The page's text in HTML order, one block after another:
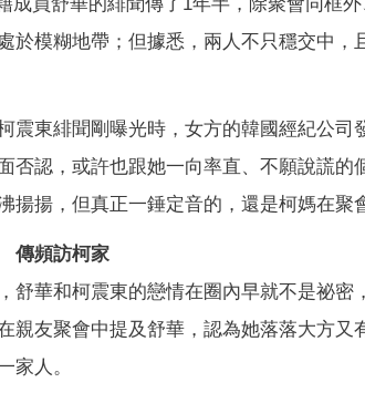
於模糊地帶；但據悉，兩人不只穩交中
震東緋聞剛曝光時，女方的韓國經紀公
否認，或許也跟她一向率直、不願說謊
揚揚，但真正一錘定音的，還是柯媽在聚
傳頻訪柯家
舒華和柯震東的戀情在圈內早就不是祕
親友聚會中提及舒華，認為她落落大方
家人。